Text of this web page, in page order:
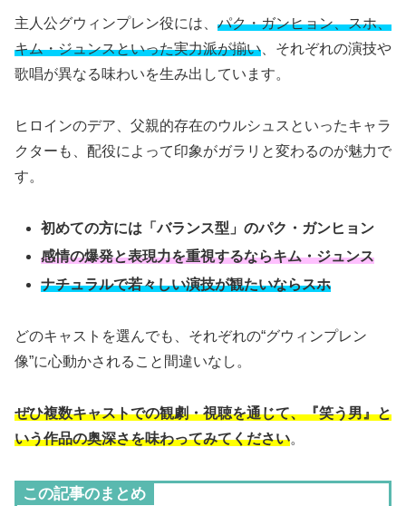
主人公グウィンプレン役には、 パク・ガンヒョン、スホ、
キム・ジュンスといった実力派が揃い 、それぞれの演技や
歌唱が異なる味わいを生み出しています。
ヒロインのデア、父親的存在のウルシュスといったキャラ
クターも、配役によって印象がガラリと変わるのが魅力で
す。
初めての方には「バランス型」のパク・ガンヒョン
感情の爆発と表現力を重視するならキム・ジュンス
ナチュラルで若々しい演技が観たいならスホ
どのキャストを選んでも、それぞれの“グウィンプレン
像”に心動かされること間違いなし。
ぜひ複数キャストでの観劇・視聴を通じて、『笑う男』と
いう作品の奥深さを味わってみてください。
この記事のまとめ